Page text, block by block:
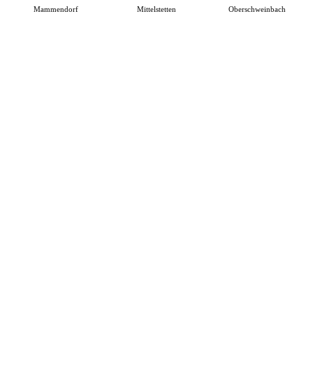
Mammendorf Mittelstetten Oberschweinbach